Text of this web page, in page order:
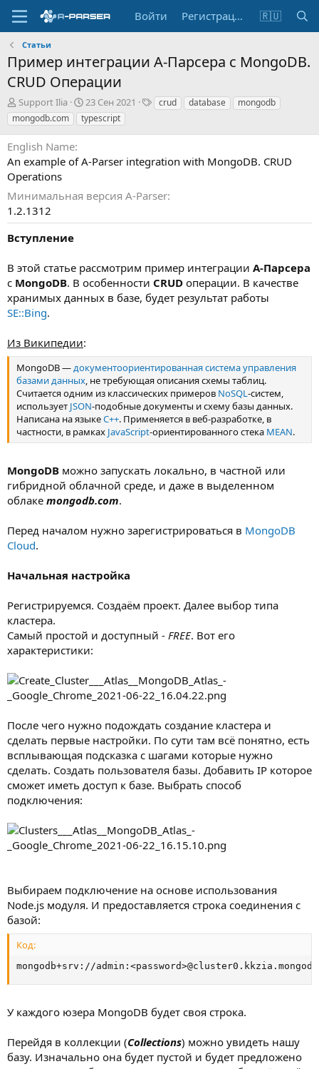
Войти Регистрация 🇷🇺
Статьи
Пример интеграции А-Парсера с MongoDB.
CRUD Операции
А
в
т
р
Support Ilia
Д
а
т
о
д
23 Сен 2021
Т crud database
mongodb
mongodb.com
typescript
English Name
An example of A-Parser integration with MongoDB. CRUD
Operations
Минимальная версия A-Parser
1.2.1312
Вступление
В этой статье рассмотрим пример интеграции А-Парсера
с MongoDB. В особенности CRUD операции. В качестве
хранимых данных в базе, будет результат работы
SE::Bing.
Из Википедии:
MongoDB —документоориентированнаясистема управления
базами данных, не требующая описания схемы таблиц.
Считается одним из классических примеров NoSQL-систем,
использует JSON-подобные документы и схему базы данных.
Написана на языкеC++. Применяется в веб-разработке, в
частности, в рамках JavaScript-ориентированного стека MEAN.
MongoDB можно запускать локально, в частной или
гибридной облачной среде, и даже в выделенном
облаке mongodb.com.
Перед началом нужно зарегистрироваться в MongoDB
Cloud.
Начальная настройка
Регистрируемся. Создаём проект. Далее выбор типа
кластера.
Самый простой и доступный - FREE. Вот его
характеристики:
После чего нужно подождать создание кластера и
сделать первые настройки. По сути там всё понятно, есть
всплывающая подсказка с шагами которые нужно
сделать. Создать пользователя базы. Добавить IP которое
сможет иметь доступ к базе. Выбрать способ
подключения:
Выбираем подключение на основе использования
Node.js модуля. И предоставляется строка соединения с
базой:
Код:
mongodb+srv://
У каждого юзера MongoDB будет своя строка.
Перейдя в коллекции (Collections) можно увидеть нашу
базу. Изначально она будет пустой и будет предложено